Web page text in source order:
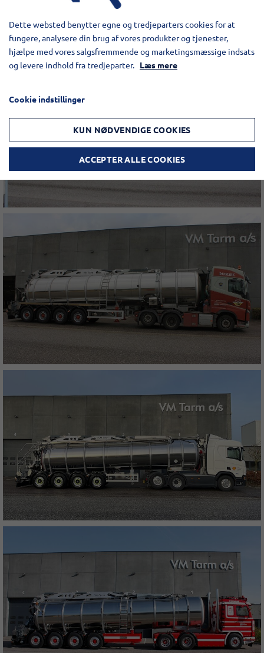
Dette websted benytter egne og tredjeparters cookies for at
fungere, analysere din brug af vores produkter og tjenester,
hjælpe med vores salgsfremmende og marketingsmæssige indsats
og levere indhold fra tredjeparter. Læs mere
Cookie indstillinger
KUN NØDVENDIGE COOKIES
ACCEPTER ALLE COOKIES